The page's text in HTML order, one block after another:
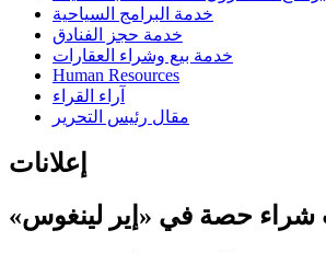
خدمة البرامج السياحية
خدمة حجز الفنادق
خدمة بيع وشراء العقارات
Human Resources
آراء القراء
مقال رئيس التحرير
إعلانات